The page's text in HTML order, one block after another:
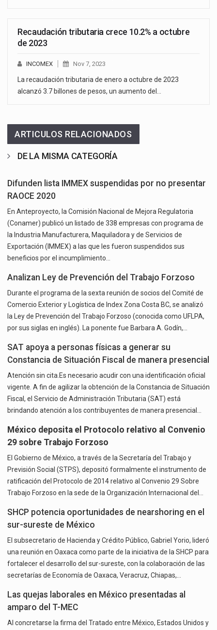
Recaudación tributaria crece 10.2% a octubre
de 2023
INCOMEX Nov 7, 2023
La recaudación tributaria de enero a octubre de 2023
alcanzó 3.7 billones de pesos, un aumento del…
ARTICULOS RELACIONADOS
DE LA MISMA CATEGORÍA
Difunden lista IMMEX suspendidas por no presentar
RAOCE 2020
En Anteproyecto, la Comisión Nacional de Mejora Regulatoria
(Conamer) publicó un listado de 338 empresas con programa de
la Industria Manufacturera, Maquiladora y de Servicios de
Exportación (IMMEX) a las que les fueron suspendidos sus
beneficios por el incumplimiento…
Analizan Ley de Prevención del Trabajo Forzoso
Durante el programa de la sexta reunión de socios del Comité de
Comercio Exterior y Logística de Index Zona Costa BC, se analizó
la Ley de Prevención del Trabajo Forzoso (conocida como UFLPA,
por sus siglas en inglés). La ponente fue Barbara A. Godín,…
SAT apoya a personas físicas a generar su
Constancia de Situación Fiscal de manera presencial
Atención sin cita.Es necesario acudir con una identificación oficial
vigente. A fin de agilizar la obtención de la Constancia de Situación
Fiscal, el Servicio de Administración Tributaria (SAT) está
brindando atención a los contribuyentes de manera presencial…
México deposita el Protocolo relativo al Convenio
29 sobre Trabajo Forzoso
El Gobierno de México, a través de la Secretaría del Trabajo y
Previsión Social (STPS), depositó formalmente el instrumento de
ratificación del Protocolo de 2014 relativo al Convenio 29 Sobre
Trabajo Forzoso en la sede de la Organización Internacional del…
SHCP potencia oportunidades de nearshoring en el
sur-sureste de México
El subsecretario de Hacienda y Crédito Público, Gabriel Yorio, lideró
una reunión en Oaxaca como parte de la iniciativa de la SHCP para
fortalecer el desarrollo del sur-sureste, con la colaboración de las
secretarías de Economía de Oaxaca, Veracruz, Chiapas,…
Las quejas laborales en México presentadas al
amparo del T-MEC
Al concretarse la firma del Tratado entre México, Estados Unidos y